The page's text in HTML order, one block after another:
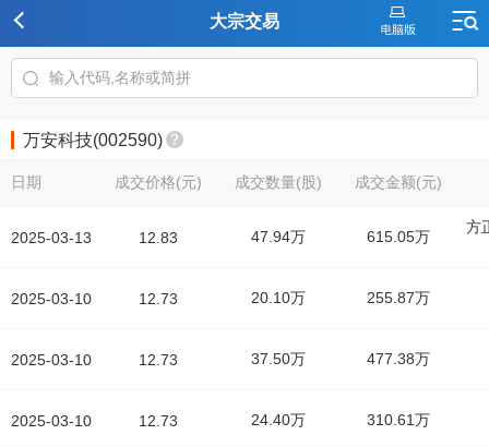
大宗交易
万安科技(002590)
日期
2025-03-13
2025-03-10
2025-03-10
2025-03-10
成交价格(元) 成交数量(股) 成交金额(元)
12.83 47.94万 615.05万
方
12.73 20.10万 255.87万
12.73 37.50万 477.38万
12.73 24.40万 310.61万